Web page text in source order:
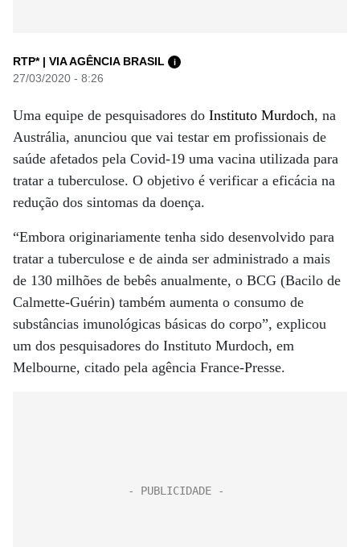
RTP* | VIA AGÊNCIA BRASIL i
27/03/2020 - 8:26
Uma equipe de pesquisadores do Instituto Murdoch, na
Austrália, anunciou que vai testar em profissionais de
saúde afetados pela Covid-19 uma vacina utilizada para
tratar a tuberculose. O objetivo é verificar a eficácia na
redução dos sintomas da doença.
“Embora originariamente tenha sido desenvolvido para
tratar a tuberculose e de ainda ser administrado a mais
de 130 milhões de bebês anualmente, o BCG (Bacilo de
Calmette-Guérin) também aumenta o consumo de
substâncias imunológicas básicas do corpo”, explicou
um dos pesquisadores do Instituto Murdoch, em
Melbourne, citado pela agência France-Presse.